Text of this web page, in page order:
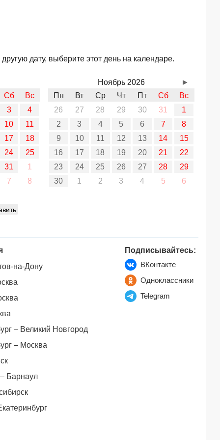
дату, выберите этот день на календаре.
Сб
Вс
3
4
10
11
17
18
24
25
31
1
7
8
Ноябрь 2026
Пн
Вт Ср Чт Пт Сб
Вс
26
27 28 29 30 31
1
2
3 4 5 6 7
8
9
10 11 12 13 14
15
16
17 18 19 20 21
22
23
24 25 26 27 28
29
30
1 2 3 4 5 6
►
на-Дону
– Великий Новгород
– Москва
Барнаул
Подписывайтесь:
ВКонтакте
Одноклассники
Telegram